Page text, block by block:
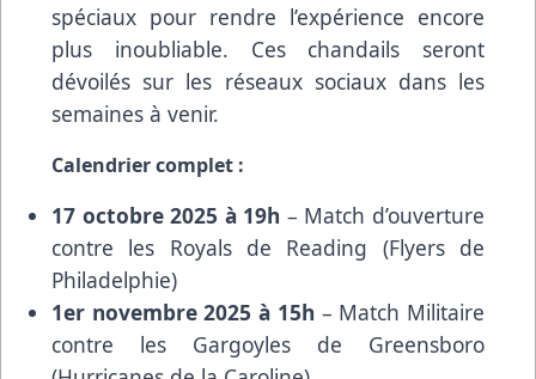
spéciaux pour rendre l’expérience encore
plus inoubliable. Ces chandails seront
dévoilés sur les réseaux sociaux dans les
semaines à venir.
Calendrier complet :
17 octobre 2025 à 19h – Match d’ouverture
contre les Royals de Reading (Flyers de
Philadelphie)
1er novembre 2025 à 15h – Match Militaire
contre les Gargoyles de Greensboro